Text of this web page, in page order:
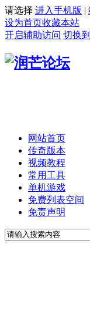
请选择 进入手机版 |
设为首页收藏本站
开启辅助访问 切换
网站首页
传奇版本
视频教程
常用工具
单机游戏
免费列表空间
免责声明